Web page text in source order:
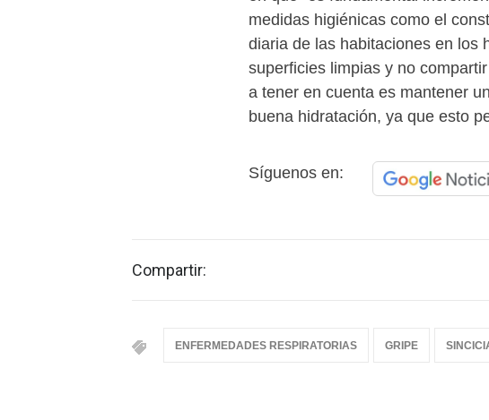
medidas higiénicas como el
diaria de las habitaciones en los
superficies limpias y no
a tener en cuenta es mantener
buena hidratación, ya que esto
Síguenos en:
Compartir:
ENFERMEDADES RESPIRATORIAS GRIPE